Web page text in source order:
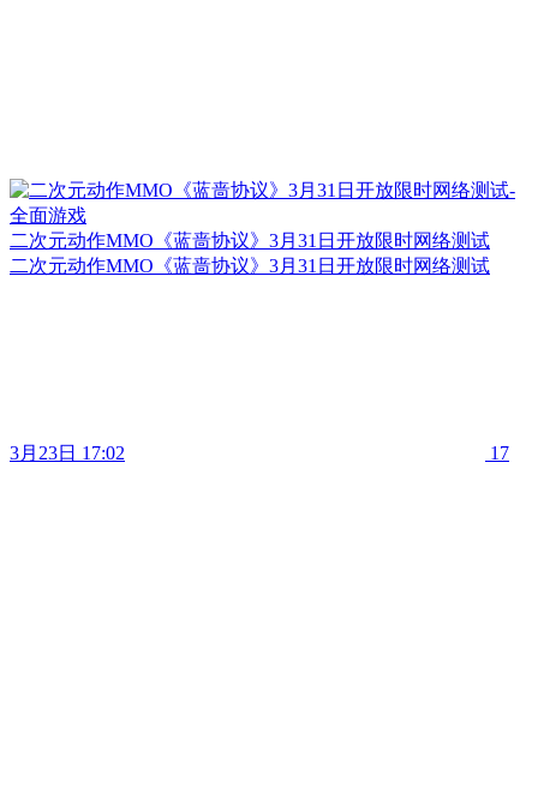
二次元动作MMO《蓝啬协议》3月31日开放限时网络测试
二次元动作MMO《蓝啬协议》3月31日开放限时网络测试
3月23日 17:02 17